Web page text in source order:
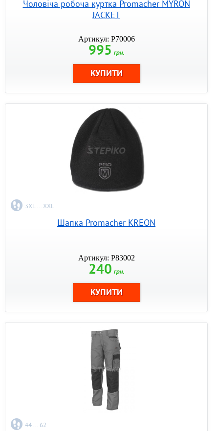
Чоловіча робоча куртка Promacher MYRON
JACKET
Артикул: P70006
995 грн.
3XL ... XXL
Шапка Promacher KREON
Артикул: P83002
240 грн.
44 ... 62